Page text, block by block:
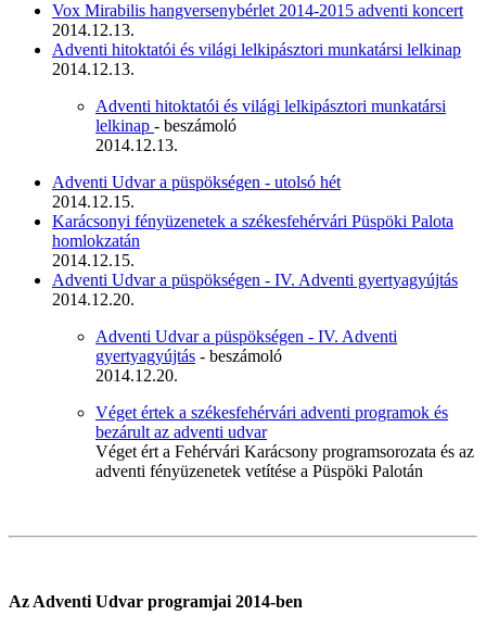
Vox Mirabilis hangversenybérlet 2014-2015 adventi koncert
2014.12.13.
Adventi hitoktatói és világi lelkipásztori munkatársi lelkinap
2014.12.13.
Adventi hitoktatói és világi lelkipásztori munkatársi
lelkinap - beszámoló
2014.12.13.
Adventi Udvar a püspökségen - utolsó hét
2014.12.15.
Karácsonyi fényüzenetek a székesfehérvári Püspöki Palota
homlokzatán
2014.12.15.
Adventi Udvar a püspökségen - IV. Adventi gyertyagyújtás
2014.12.20.
Adventi Udvar a püspökségen - IV. Adventi
gyertyagyújtás - beszámoló
2014.12.20.
Véget értek a székesfehérvári adventi programok és
bezárult az adventi udvar
Véget ért a Fehérvári Karácsony programsorozata és az
adventi fényüzenetek vetítése a Püspöki Palotán
Az Adventi Udvar programjai 2014-ben